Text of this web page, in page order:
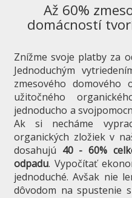
Až 60%
domácností
Znížme svoje platby za
Jednoduchým
zmesového domového
užitočného
jednoducho a
Ak si necháme
organických zložiek v
dosahujú 40 - 60%
odpadu. Vypočítať
jednoduché. Avšak nie
dôvodom na spustenie